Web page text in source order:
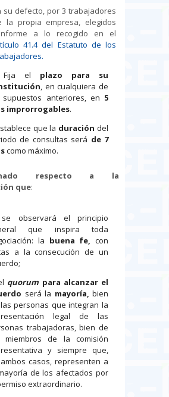
su defecto, por 3 trabajadores
la propia empresa, elegidos
a lo recogido en el
41.4 del Estatuto de los
Fija el plazo
para su
, en cualquiera de
supuestos anteriores, en 5
improrrogables.
que la duracióndel
de consultas será de 7
como máximo.
respecto a la
que:
observará el principio
que inspira toda
la buena fe, con
a la consecución de un
quorum para alcanzar el
será la mayoría, bien
personas que integran la
legal de las
trabajadoras, bien de
miembros de la comisión
y siempre que,
casos, representen a
de los afectados por
extraordinario.